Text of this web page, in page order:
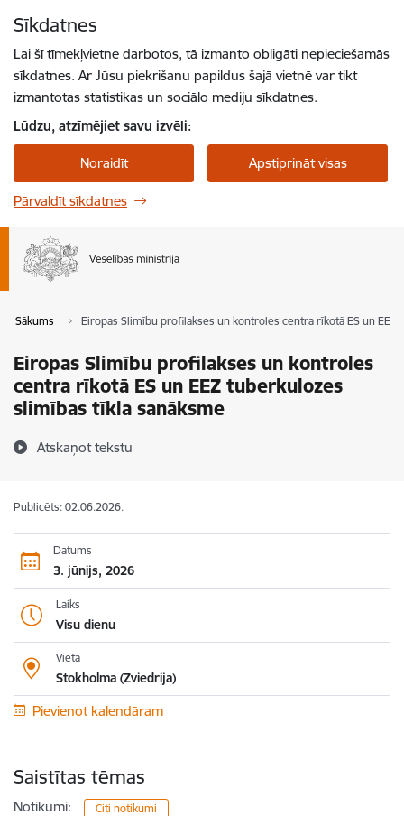
Sīkdatnes
Lai šī tīmekļvietne darbotos, tā izmanto obligāti nepieciešamās
sīkdatnes. Ar Jūsu piekrišanu papildus šajā vietnē var tikt
izmantotas statistikas un sociālo mediju sīkdatnes.
Lūdzu, atzīmējiet savu izvēli:
Noraidīt Apstiprināt visas
Pārvaldīt sīkdatnes
Sākums Eiropas Slimību profilakses un kontroles centra rīkotā ES un
Eiropas Slimību profilakses un kontroles
centra rīkotā ES un EEZ tuberkulozes
slimības tīkla sanāksme
Atskaņot tekstu
Publicēts: 02.06.2026.
Datums
3. jūnijs, 2026
Laiks
Visu dienu
Vieta
Stokholma (Zviedrija)
Pievienot kalendāram
Saistītas tēmas
Notikumi: Citi notikumi